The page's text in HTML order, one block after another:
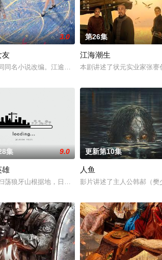
一场跨越十年的惊天阴谋。这纸人身上，竟贴着父
（苏晓彤 饰）与童年时因一场意外落下身体残缺的
3.0
友
同名小说改编。江逾白长大以后，林知夏忽然对他说
第26集
江海潮生
本剧讲述了状元实业家张
，高景波、徐邵梁、孙希光和黄鹰等人开始筹备建
家族的入赘女婿。原以为这场婚姻能改变人生，却
集 9.0
雄
荡狼牙山根据地，日军大队长野田天一、中队长三
更新第10集
人鱼
影片讲述了主人公韩郝（樊